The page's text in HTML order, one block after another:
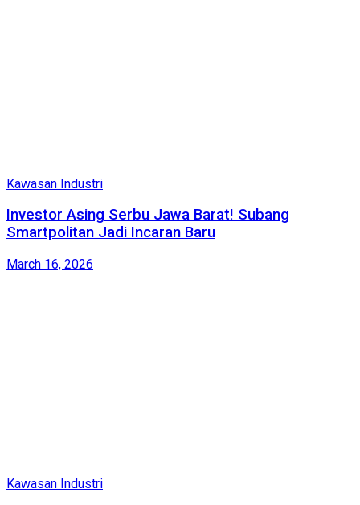
Kawasan Industri
Investor Asing Serbu Jawa Barat! Subang
Smartpolitan Jadi Incaran Baru
March 16, 2026
Kawasan Industri